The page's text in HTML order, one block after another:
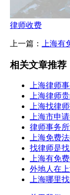
律师收费
上一篇： 上海
相关文章推荐
上海律师
上海律师
上海找律
上海市申
律师事务
上海免费
找律师是
上海有免
外地人在
上海哪里